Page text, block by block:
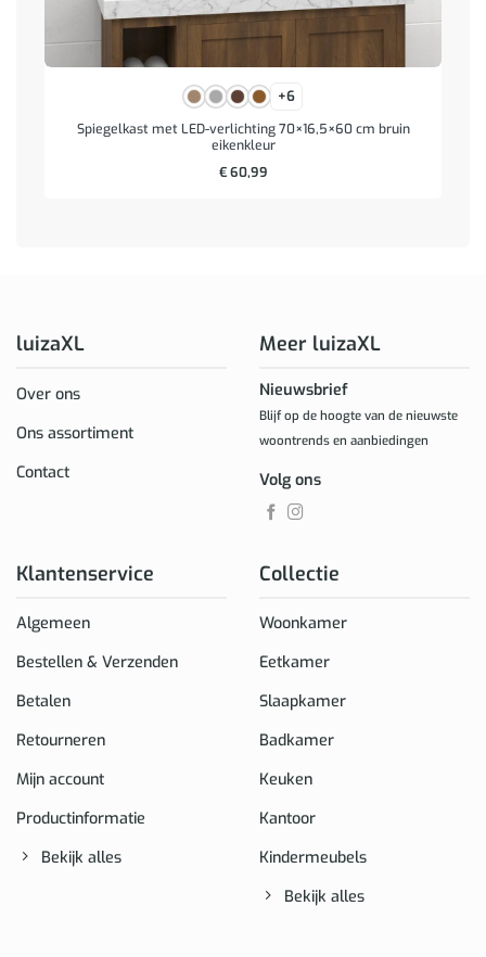
+6
Spiegelkast met LED-verlichting 70×16,5×60 cm bruin
eikenkleur
€60,99
luizaXL
Over ons
Ons assortiment
Contact
Klantenservice
Algemeen
Bestellen & Verzenden
Betalen
Retourneren
Mijn account
Productinformatie
Bekijk alles
Collectie
Woonkamer
Eetkamer
Slaapkamer
Badkamer
Keuken
Kantoor
Kindermeubels
Bekijk alles
Meer luizaXL
Nieuwsbrief
Blijf op de hoogte van de nieuwste
woontrends en aanbiedingen
Volg ons